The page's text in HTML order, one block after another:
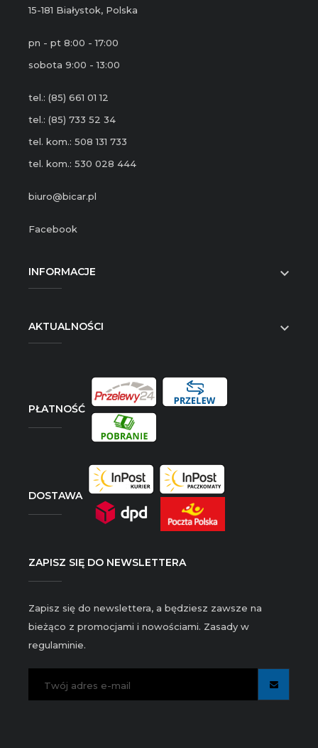
15-181 Białystok, Polska
pn - pt 8:00 - 17:00
sobota 9:00 - 13:00
tel.: (85) 661 01 12
tel.: (85) 733 52 34
tel. kom.: 508 131 733
tel. kom.: 530 028 444
biuro@bicar.pl
Facebook
INFORMACJE 
AKTUALNOŚCI 
PŁATNOŚĆ
DOSTAWA
ZAPISZ SIĘ DO NEWSLETTERA
Zapisz się do newslettera, a będziesz zawsze na
bieżąco z promocjami i nowościami. Zasady w
regulaminie.